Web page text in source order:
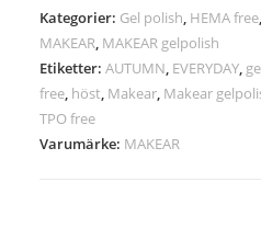
Kategorier: Gel polish, HEMA free,
MAKEAR, MAKEAR gelpolish
Etiketter:AUTUMN, EVERYDAY,
free, höst, Makear, Makear
TPO free
Varumärke: MAKEAR